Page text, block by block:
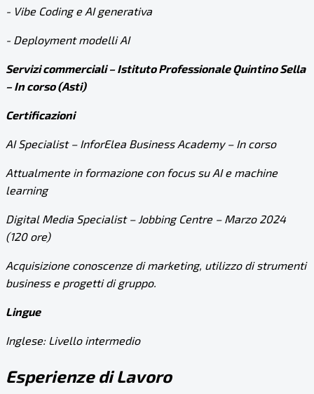
- Vibe Coding e AI generativa
- Deployment modelli AI
Servizi commerciali – Istituto Professionale Quintino Sella
– In corso (Asti)
Certificazioni
AI Specialist – InforElea Business Academy – In corso
Attualmente in formazione con focus su AI e machine
learning
Digital Media Specialist – Jobbing Centre – Marzo 2024
(120 ore)
Acquisizione conoscenze di marketing, utilizzo di strumenti
business e progetti di gruppo.
Lingue
Inglese: Livello intermedio
Esperienze di Lavoro